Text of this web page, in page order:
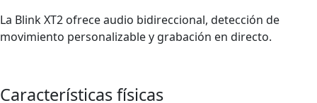
La Blink XT2 ofrece audio bidireccional, detección de
movimiento personalizable y grabación en directo.
Características físicas